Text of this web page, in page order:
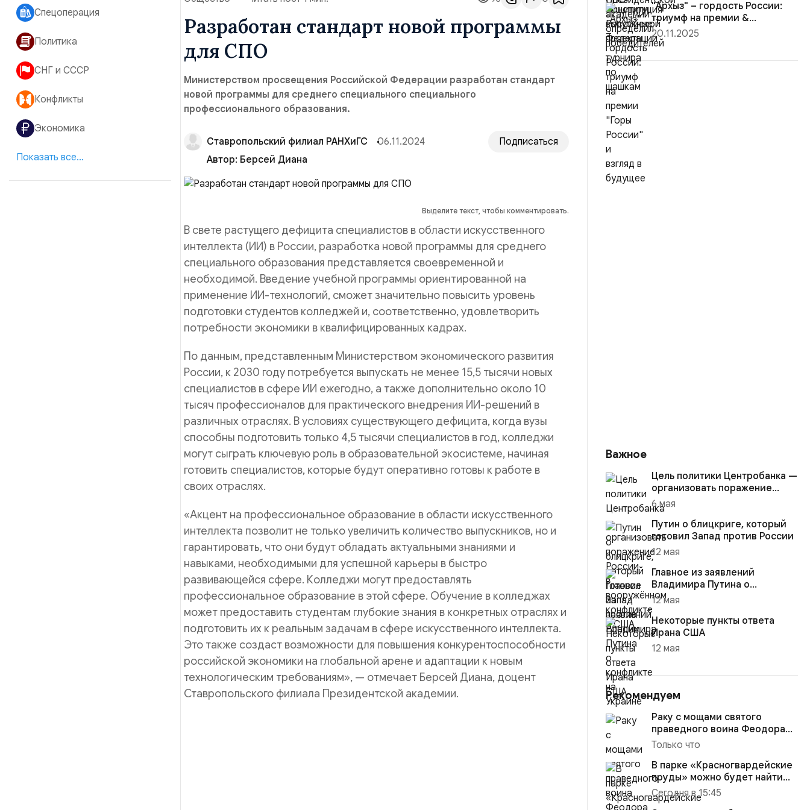
Спецоперация
Политика
СНГ и СССР
Конфликты
Экономика
Показать все...
Разработан стандарт новой программы
для СПО
Министерством просвещения Российской Федерации разработан стандарт
новой программы для среднего специального специального
профессионального образования.
Ставропольский филиал РАНХиГС 06.11.2024
Подписаться
Автор: Берсей Диана
Выделите текст, чтобы комментировать.
В свете растущего дефицита специалистов в области искусственного
интеллекта (ИИ) в России, разработка новой программы для среднего
специального образования представляется своевременной и
необходимой. Введение учебной программы ориентированной на
применение ИИ-технологий, сможет значительно повысить уровень
подготовки студентов колледжей и, соответственно, удовлетворить
потребности экономики в квалифицированных кадрах.
По данным, представленным Министерством экономического развития
России, к 2030 году потребуется выпускать не менее 15,5 тысячи новых
специалистов в сфере ИИ ежегодно, а также дополнительно около 10
тысяч профессионалов для практического внедрения ИИ-решений в
различных отраслях. В условиях существующего дефицита, когда вузы
способны подготовить только 4,5 тысячи специалистов в год, колледжи
могут сыграть ключевую роль в образовательной экосистеме, начиная
готовить специалистов, которые будут оперативно готовы к работе в
своих отраслях.
«Акцент на профессиональное образование в области искусственного
интеллекта позволит не только увеличить количество выпускников, но и
гарантировать, что они будут обладать актуальными знаниями и
навыками, необходимыми для успешной карьеры в быстро
развивающейся сфере. Колледжи могут предоставлять
профессиональное образование в этой сфере. Обучение в колледжах
может предоставить студентам глубокие знания в конкретных отраслях и
подготовить их к реальным задачам в сфере искусственного интеллекта.
Это также создаст возможности для повышения конкурентоспособности
российской экономики на глобальной арене и адаптации к новым
технологическим требованиям», — отмечает Берсей Диана, доцент
Ставропольского филиала Президентской академии.
"Архыз" – гордость России:
триумф на премии &...
20.11.2025
Важное
Цель политики Центробанка —
организовать поражение
России в вооружённом
конфликте с США
6 мая
Путин о блицкриге, который
готовил Запад против России
12 мая
Главное из заявлений
Владимира Путина о
конфликте на Украине
12 мая
Некоторые пункты ответа
Ирана США
12 мая
Рекомендуем
Раку с мощами святого
праведного воина Феодора
Ушакова доставили в
Только что
В парке «Красногвардейские
пруды» можно будет найти
настоящего друга
Сегодня в 15:45